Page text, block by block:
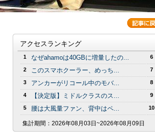
アクセスランキング
1 なぜahamoは40GBに増量したの...
2 このスマホクーラー、めっち...
3 アンカーがリコール中のモバ...
4 【決定版】ミドルクラスのス...
5 腰は大風量ファン、背中はペ...
6
7
8
9
10
集計期間： 2026年08月03日~2026年08月09日